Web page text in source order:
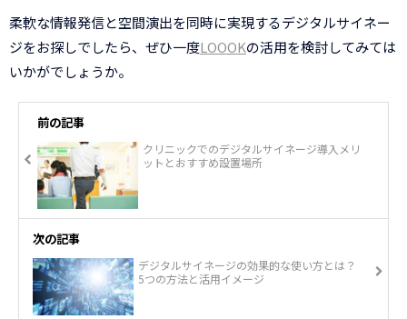
柔軟な情報発信と空間演出を同時に実現するデジタルサイネー
ジをお探しでしたら、ぜひ一度LOOOKの活用を検討してみては
いかがでしょうか。
前の記事
クリニックでのデジタルサイネージ導入メリ
ットとおすすめ設置場所
次の記事
デジタルサイネージの効果的な使い方とは？
5つの方法と活用イメージ